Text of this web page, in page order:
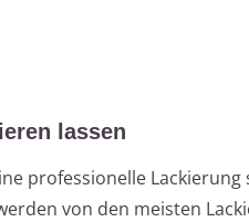
lassen
professionelle
von den meisten